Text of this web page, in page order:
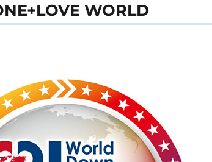
WORLD